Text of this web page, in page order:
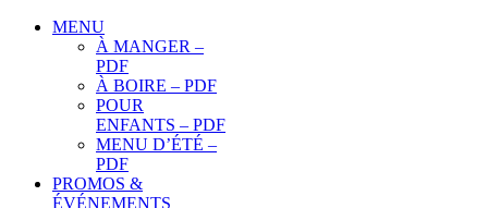
MENU
À MANGER –
PDF
À BOIRE – PDF
POUR
ENFANTS – PDF
MENU D’ÉTÉ –
PDF
PROMOS &
ÉVÉNEMENTS